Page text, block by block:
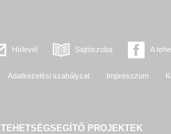
Hírlevél Sajtószoba A
Adatkezelési szabályzat Impresszum
TEHETSÉGSEGÍTŐ PROJEKTEK